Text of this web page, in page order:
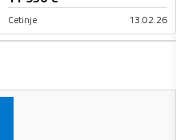
Cetinje 13.02.26